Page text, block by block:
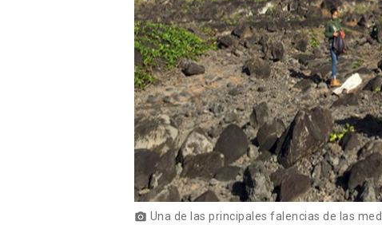
photo_camera Una de las principales falencias de las